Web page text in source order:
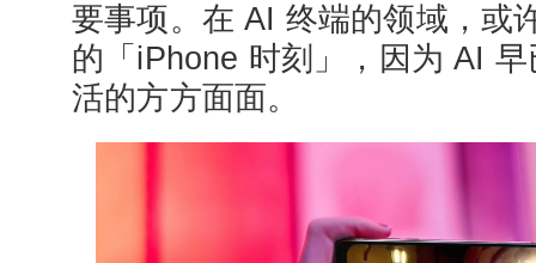
要事项。在 AI 终端的领域，或
的「iPhone 时刻」，因为 AI
活的方方面面。